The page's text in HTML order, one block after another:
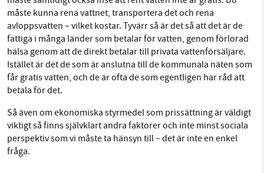
måste kunna rena vattnet, transportera det och rena
avloppsvatten – vilket kostar. Tyvärr så är det så att det är de
fattiga i många länder som betalar för vatten, genom förlorad
hälsa genom att de direkt betalar till privata vattenförsäljare.
Istället är det de som är anslutna till de kommunala näten som
får gratis vatten, och de är ofta de som egentligen har råd att
betala för det.
Så även om ekonomiska styrmedel som prissättning är väldigt
viktigt så finns självklart andra faktorer och inte minst sociala
perspektiv som vi måste ta hänsyn till – det är inte en enkel
fråga.